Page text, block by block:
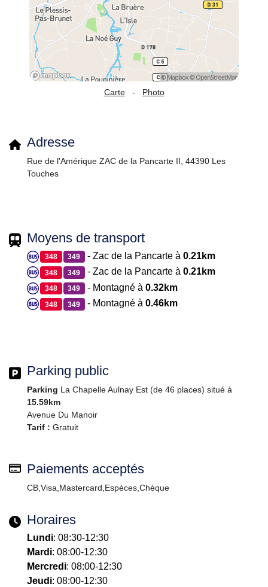
Carte - Photo
Adresse
Rue de l'Amérique ZAC de la Pancarte II, 44390 Les
Touches
Moyens de transport
348 349 - Zac de la Pancarte à0.21km
348 349 - Zac de la Pancarte à0.21km
348 349 - Montagné à0.32km
348 349 - Montagné à0.46km
Parking public
Parking La Chapelle Aulnay Est (de 46 places) situé à
15.59km
Avenue Du Manoir
Tarif : Gratuit
Paiements acceptés
CB,Visa,Mastercard,Espèces,Chèque
Horaires
Lundi: 08:30-12:30
Mardi: 08:00-12:30
Mercredi: 08:00-12:30
Jeudi: 08:00-12:30